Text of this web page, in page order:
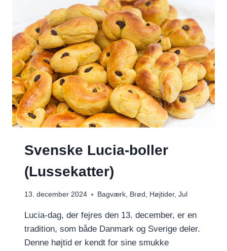
Svenske Lucia-boller
(Lussekatter)
13. december 2024 Bagværk, Brød , Højtider, Jul
Lucia-dag, der fejres den 13. december, er en
tradition, som både Danmark og Sverige deler.
Denne højtid er kendt for sine smukke